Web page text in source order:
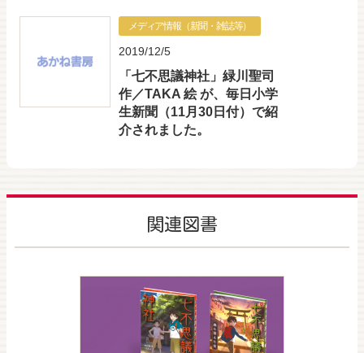
メディア情報（新聞・雑誌等）
2019/12/5
「七不思議神社」緑川聖司
作／TAKA 絵 が、毎日小学
生新聞（11月30日付）で紹
介されました。
関連図書